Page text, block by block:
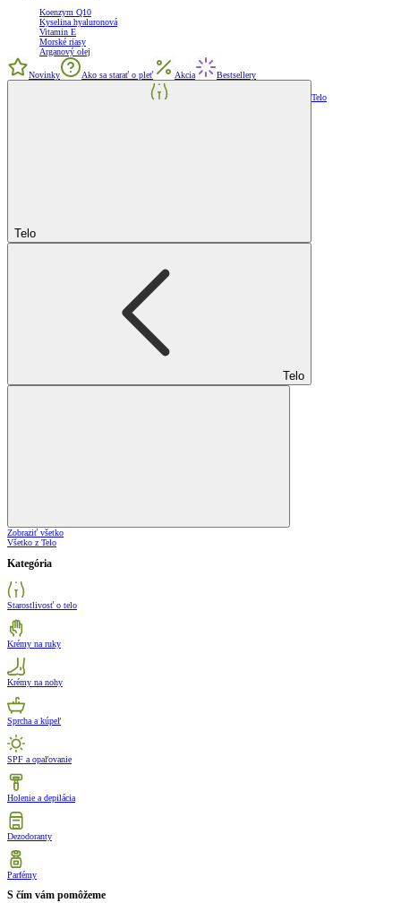
Koenzym Q10
Kyselina hyaluronová
Vitamin E
Morské riasy
Arganový olej
Novinky Ako sa starať o pleť Akcia Bestsellery
Telo
Telo
Telo
Zobraziť všetko
Všetko z Telo
Kategória
Starostlivosť o telo
Krémy na ruky
Krémy na nohy
Sprcha a kúpeľ
SPF a opaľovanie
Holenie a depilácia
Dezodoranty
Parfémy
S čím vám pomôžeme